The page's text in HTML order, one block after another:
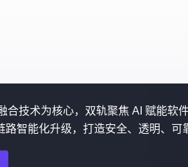
合技术为核心，双轨聚焦 AI 赋能软
路智能化升级，打造安全、透明、可